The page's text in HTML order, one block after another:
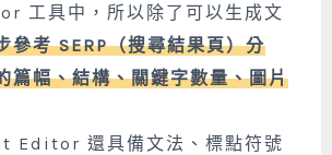
工具中，所以除了可以生成文
參考 SERP（搜尋結果頁）分
篇幅、結構、關鍵字數量、圖片
Editor 還具備文法、標點符號